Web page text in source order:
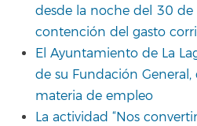
desde la noche del 30
contención del gasto
El Ayuntamiento de La
de su Fundación
materia de empleo
La actividad “Nos